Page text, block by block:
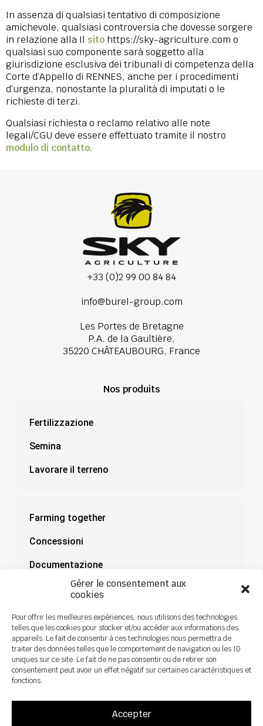
Gérer le consentement aux
cookies
Pour offrir les meilleures expériences, nous utilisons des technologies
telles que les cookies pour stocker et/ou accéder aux informations des
appareils. Le fait de consentir à ces technologies nous permettra de
traiter des données telles que le comportement de navigation ou les ID
uniques sur ce site. Le fait de ne pas consentir ou de retirer son
consentement peut avoir un effet négatif sur certaines caractéristiques et
fonctions.
Accepter
In assenza di qualsiasi tentativo di composizione
amichevole, qualsiasi controversia che dovesse sorgere
in relazione alla Il sito https://sky-agriculture.com o
qualsiasi suo componente sarà soggetto alla
giurisdizione esclusiva dei tribunali di competenza della
Corte d’Appello di RENNES, anche per i procedimenti
d’urgenza, nonostante la pluralità di imputati o le
richieste di terzi.
Qualsiasi richiesta o reclamo relativo alle note
legali/CGU deve essere effettuato tramite il nostro
modulo di contatto.
+33 (0)2 99 00 84 84
info@burel-group.com
Les Portes de Bretagne
P.A. de la Gaultière,
35220 CHÂTEAUBOURG, France
Nos produits
Fertilizzazione
Semina
Lavorare il terreno
Farming together
Concessioni
Documentazione